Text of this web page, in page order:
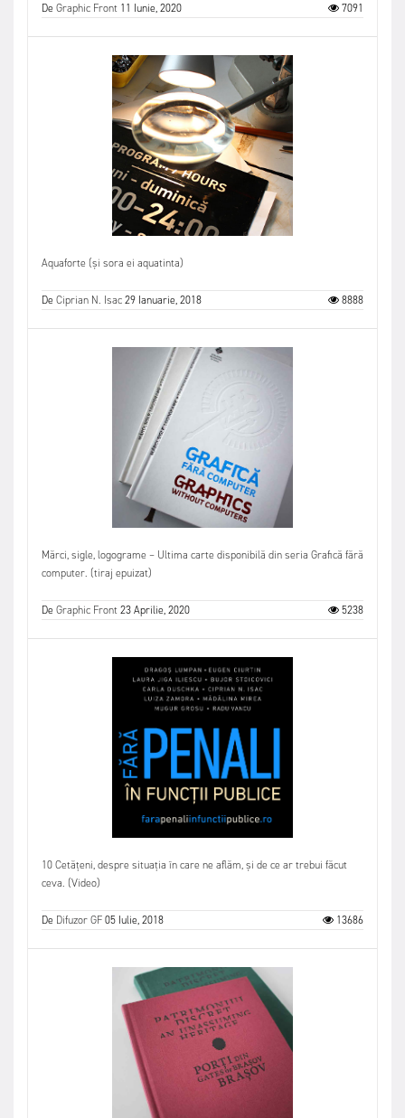
DeGraphic Front 11 Iunie, 2020 7091
Aquaforte (și sora ei aquatinta)
DeCiprian N. Isac29 Ianuarie, 2018 8888
Mărci, sigle, logograme – Ultima carte disponibilă din seria Grafică fără
computer. (tiraj epuizat)
DeGraphic Front23 Aprilie, 2020 5238
10 Cetățeni, despre situația în care ne aflăm, și de ce ar trebui făcut
ceva. (Video)
De Difuzor GF05 Iulie, 2018 13686